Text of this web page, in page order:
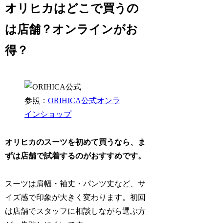
オリヒカはどこで買うの
は店舗？オンラインがお
得？
参照：ORIHICA公式オンラ
インショップ
オリヒカのスーツを初めて買うなら、ま
ずは店舗で試着するのがおすすめです。
スーツは肩幅・袖丈・パンツ丈など、サ
イズ感で印象が大きく変わります。初回
は店舗でスタッフに相談しながら選ぶ方